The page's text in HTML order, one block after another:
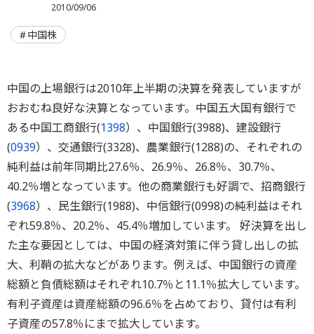
2010/09/06
中国株
中国の上場銀行は2010年上半期の決算を発表していますが
おおむね良好な決算となっています。中国五大国有銀行で
ある中国工商銀行(1398）、中国銀行(3988)、建設銀行
(0939）、交通銀行(3328)、農業銀行(1288)の、それぞれの
純利益は前年同期比27.6％、26.9％、26.8％、30.7％、
40.2％増となっています。他の商業銀行も好調で、招商銀行
(3968）、民生銀行(1988)、中信銀行(0998)の純利益はそれ
ぞれ59.8％、20.2％、45.4％増加しています。 好決算を出し
た主な要因としては、中国の経済対策に伴う貸し出しの拡
大、利鞘の拡大などがあります。例えば、中国銀行の資産
総額と負債総額はそれぞれ10.7％と11.1％拡大しています。
有利子資産は資産総額の96.6％を占めており、貸付は有利
子資産の57.8％にまで拡大しています。